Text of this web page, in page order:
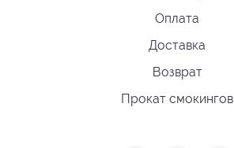
Оплата
Доставка
Возврат
Прокат смокингов